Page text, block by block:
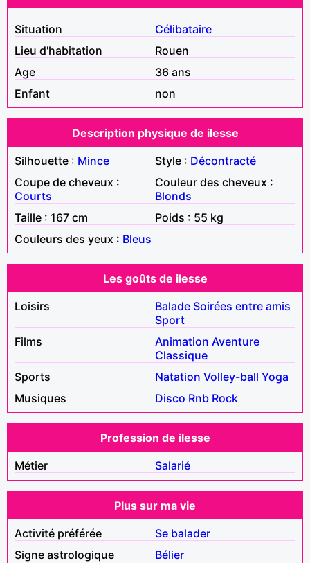
Situation
Célibataire
Lieu d'habitation
Rouen
Age
36 ans
Enfant
non
Description physique de ilesse
Silhouette : Mince Style : Décontracté
Coupe de cheveux :
Courts
Couleur des cheveux :
Blonds
Taille : 167 cm
Poids : 55 kg
Couleurs des yeux : Bleus
Les goûts de ilesse
Loisirs
Balade Soirées entre amis
Sport
Films
Animation Aventure
Classique
Sports
Natation Volley-ball Yoga
Musiques
Disco Rnb Rock
Profession de ilesse
Métier
Salarié
Plus sur ma vie
Activité préférée
Se balader
Signe astrologique
Bélier